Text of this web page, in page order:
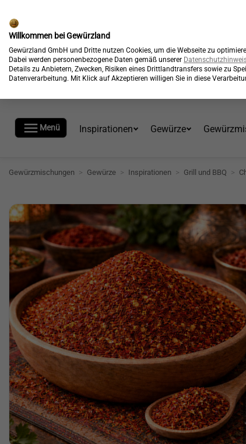
Kostenloser Versand*
 Menü Inspirationen Gewürze
Gewürzmischungen > Gewürze > Inspirationen > Grill und BBQ >
Willkommen bei Gewürzland
Gewürzland GmbH und Dritte nutzen Cookies, um die Webseite zu
Dabei werden personenbezogene Daten gemäß unserer
Details zu Anbietern, Zwecken, Risiken eines Drittlandtransfers sowie zu
Datenverarbeitung. Mit Klick auf Akzeptieren willigen Sie in diese